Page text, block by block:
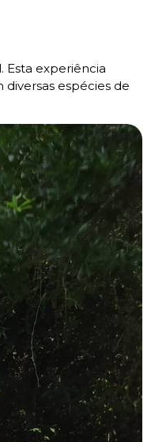
Esta experiência
espécies de